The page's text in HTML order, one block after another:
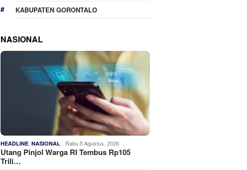
KABUPATEN GORONTALO
NASIONAL
HEADLINE ,NASIONAL Rabu 5 Agustus, 2026
Utang Pinjol Warga RI Tembus Rp105
Trili…